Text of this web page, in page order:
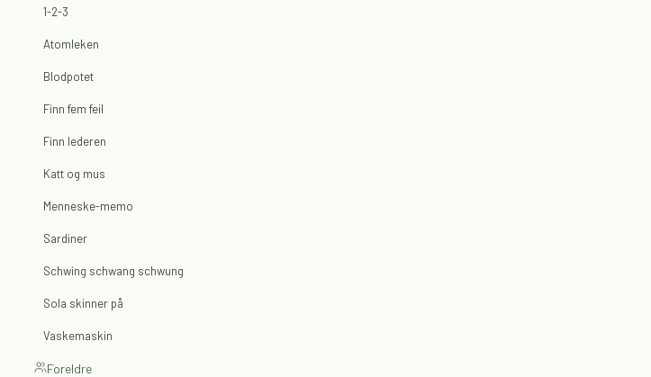
1-2-3
Atomleken
Blodpotet
Finn fem feil
Finn lederen
Katt og mus
Menneske-memo
Sardiner
Schwing schwang schwung
Sola skinner på
Vaskemaskin
Foreldre